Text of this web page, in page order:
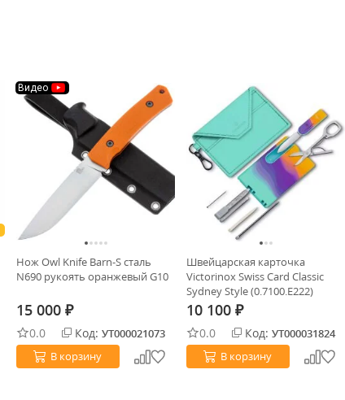
Видео
Нож Owl Knife Barn-S сталь
N690 рукоять оранжевый G10
15 000 ₽
0.0 Код: УТ000021073
В корзину
Швейцарская карточка
Victorinox Swiss Card Classic
Sydney Style (0.7100.E222)
10 100 ₽
0.0 Код: УТ000031824
В корзину